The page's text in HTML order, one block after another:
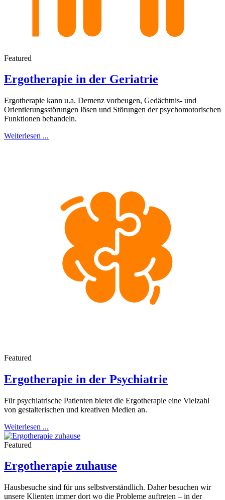
Featured
Ergotherapie in der Geriatrie
Ergotherapie kann u.a. Demenz vorbeugen, Gedächtnis- und
Orientierungsstörungen lösen und Störungen der psychomotorischen
Funktionen behandeln.
Weiterlesen ...
Featured
Ergotherapie in der Psychiatrie
Für psychiatrische Patienten bietet die Ergotherapie eine Vielzahl
von gestalterischen und kreativen Medien an.
Weiterlesen ...
Featured
Ergotherapie zuhause
Hausbesuche sind für uns selbstverständlich. Daher besuchen wir
unsere Klienten immer dort wo die Probleme auftreten – in der